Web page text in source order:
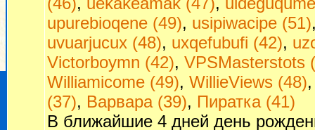
upurebioqene (49), usipiwacipe (51)
uvuarjucux (48), uxqefubufi (42),
Victorboymn (42), VPSMasterstots
Williamicome (49), WillieViews (48)
(37), Варвара (39), Пиратка (41)
В ближайшие 4 дней день